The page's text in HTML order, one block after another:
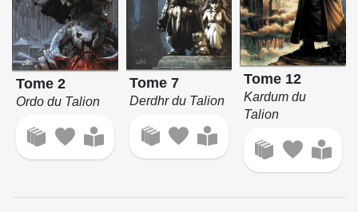
Tome 2
Ordo du Talion
Tome 7
Derdhr du Talion
Tome 12
Kardum du
Talion